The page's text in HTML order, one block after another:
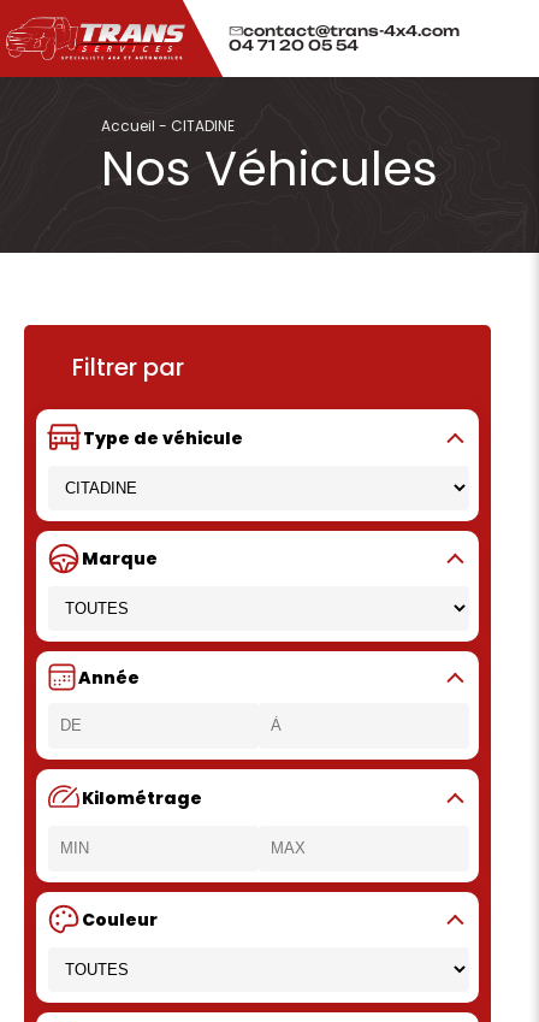
contact@trans-4x4.com
04 71 20 05 54
Accueil - CITADINE
Nos Véhicules
Filtrer par
Type de véhicule
Marque
Année
Kilométrage
Couleur